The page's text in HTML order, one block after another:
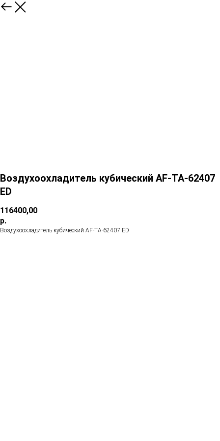
Воздухоохладитель кубический AF-TA-62407
ED
116400,00
р.
Воздухоохладитель кубический AF-TA-62407 ED